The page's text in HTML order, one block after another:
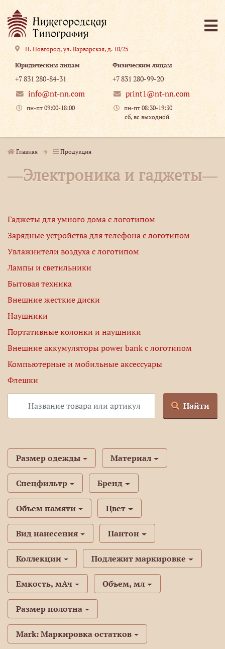
Н. Новгород, ул. Варварская, д. 10/25
Юридическим лицам
+7 831 280-84-31
info@nt-nn.com
пн-пт 09:00-18:00
Физическим лицам
+7 831 280-99-20
print1@nt-nn.com
пн-пт 08:30-19:30
сб, вс выходной
Главная Продукция
Электроника и гаджеты
Гаджеты для умного дома с логотипом
Зарядные устройства для телефона с логотипом
Увлажнители воздуха с логотипом
Лампы и светильники
Бытовая техника
Внешние жесткие диски
Наушники
Портативные колонки и наушники
Внешние аккумуляторы power bank с логотипом
Компьютерные и мобильные аксессуары
Флешки
Найти
Размер одежды Материал
Спецфильтр Бренд
Объем памяти Цвет
Вид нанесения Пантон
Коллекции Подлежит маркировке
Емкость, мАч Объем, мл
Размер полотна
Mark: Маркировка остатков